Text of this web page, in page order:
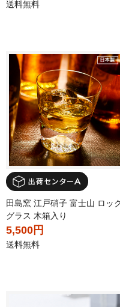
送料無料
田島窯 江戸硝子 富士山 ロッ
グラス 木箱入り
5,500円
送料無料